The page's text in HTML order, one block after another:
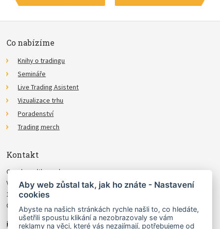
Co nabízíme
Knihy o tradingu
Semináře
Live Trading Asistent
Vizualizace trhu
Poradenství
Trading merch
Kontakt
Czechwealth, spol. s r.o.
Višňová 4
140 00 Praha 4
Česká Republika
info@czechwealth.cz
Aby web zůstal tak, jak ho znáte - Nastavení
cookies
Abyste na našich stránkách rychle našli to, co hledáte,
ušetřili spoustu klikání a nezobrazovaly se vám
reklamy na věci, které vás nezajímají, potřebujeme od